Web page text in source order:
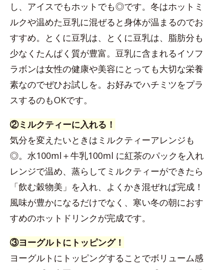
し、アイスでもホットでも◎です。冬はホットミ
ルクや温めた豆乳に混ぜると身体が温まるのでお
すすめ。とくに豆乳は、とくに豆乳は、脂肪分も
少なくたんぱく質が豊富。豆乳に含まれるイソフ
ラボンは女性の健康や美容にとっても大切な栄養
素なのでぜひお試しを。お好みでハチミツをプラ
スするのもOKです。
②ミルクティーに入れる！
気分を変えたいときはミルクティーアレンジも
◎。水100ml＋牛乳100ml に紅茶のパックを入れ
レンジで温め、蒸らしてミルクティーができたら
「飲む穀物美」を入れ、よくかき混ぜれば完成！
風味が豊かになるだけでなく、寒い冬の朝におす
すめのホットドリンクが完成です。
③ヨーグルトにトッピング！
ヨーグルトにトッピングすることでボリューム感